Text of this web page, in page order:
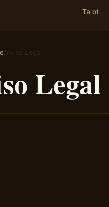
Tarot
/Aviso Legal
Legal